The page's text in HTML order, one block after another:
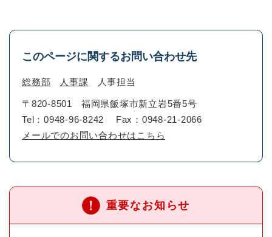
このページに関するお問い合わせ先
総務部 人事課 人事担当
〒820-8501
福岡県飯塚市新立岩5番5号
Tel：0948-96-8242
Fax：0948-21-2066
メールでのお問い合わせはこちら
重要なお知らせ